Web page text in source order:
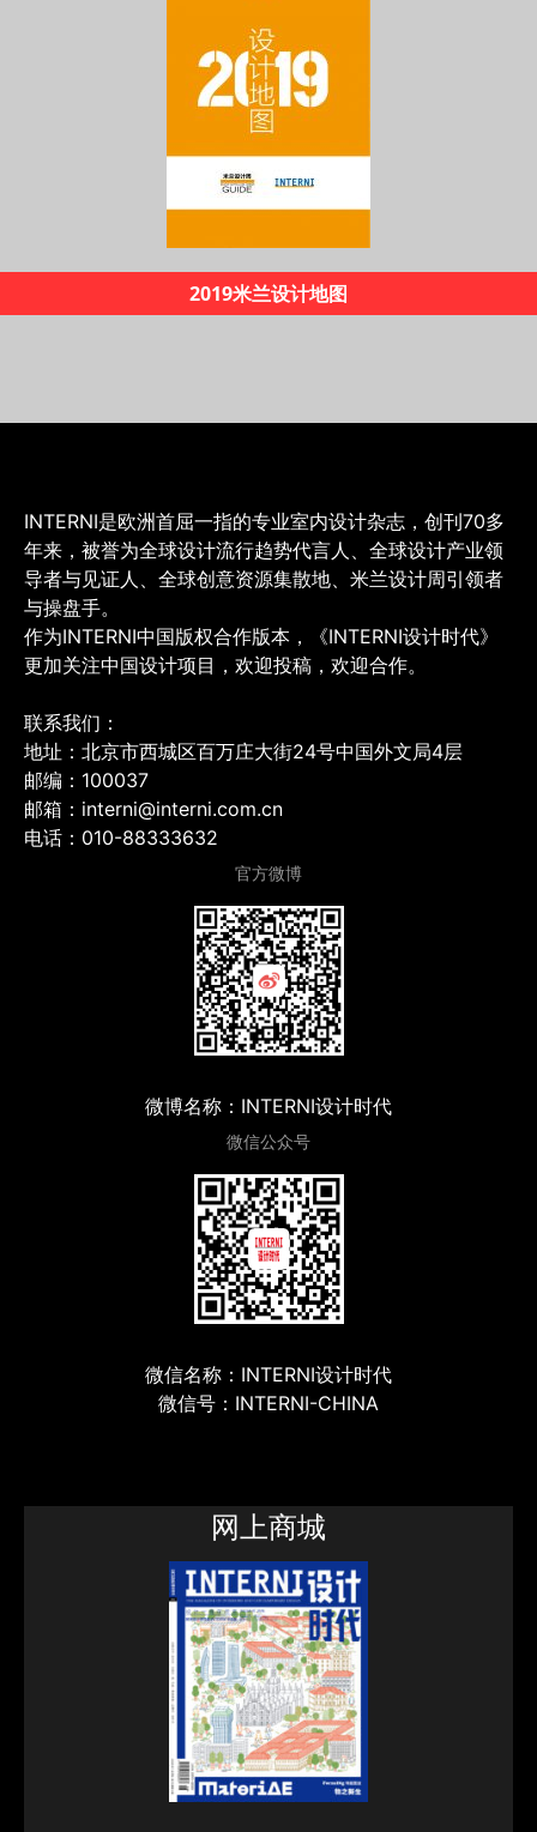
《INTERNI60年创新之路》
INTERNI是欧洲首屈一指的专业室内设计杂志，创刊70多
年来，被誉为全球设计流行趋势代言人、全球设计产业领
导者与见证人、全球创意资源集散地、米兰设计周引领者
与操盘手。
作为INTERNI中国版权合作版本，《INTERNI设计时代》
更加关注中国设计项目，欢迎投稿，欢迎合作。
联系我们：
地址：北京市西城区百万庄大街24号中国外文局4层
邮编：100037
邮箱：interni@interni.com.cn
电话：010-88333632
官方微博
微博名称：INTERNI设计时代
微信公众号
微信名称：INTERNI设计时代
微信号：INTERNI-CHINA
网上商城